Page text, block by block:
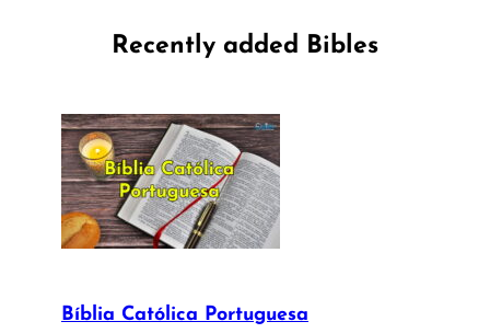
Recently added Bibles
Bíblia Católica Portuguesa